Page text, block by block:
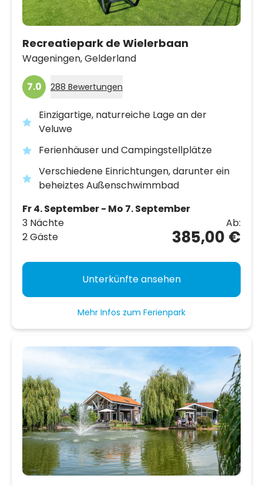
Recreatiepark de Wielerbaan
Wageningen,Gelderland
7.0 288 Bewertungen
Einzigartige, naturreiche Lage an der
Veluwe
Ferienhäuser und Campingstellplätze
Verschiedene Einrichtungen, darunter ein
beheiztes Außenschwimmbad
Fr 4. September - Mo 7. September
3 Nächte
2 Gäste
Ab:
385,00 €
Unterkünfte ansehen
Mehr Infos zum Ferienpark